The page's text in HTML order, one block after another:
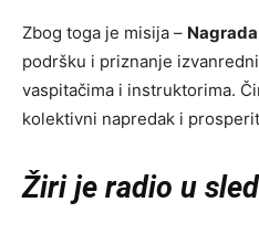
Zbog toga je misija –
podršku i priznanje
vaspitačima i instruktorima.
kolektivni napredak i
Žiri je radio u